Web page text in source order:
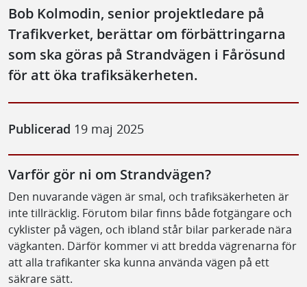
Bob Kolmodin, senior projektledare på
Trafikverket, berättar om förbättringarna
som ska göras på Strandvägen i Fårösund
för att öka trafiksäkerheten.
Publicerad 19 maj 2025
Varför gör ni om Strandvägen?
Den nuvarande vägen är smal, och trafiksäkerheten är
inte tillräcklig. Förutom bilar finns både fotgängare och
cyklister på vägen, och ibland står bilar parkerade nära
vägkanten. Därför kommer vi att bredda vägrenarna för
att alla trafikanter ska kunna använda vägen på ett
säkrare sätt.